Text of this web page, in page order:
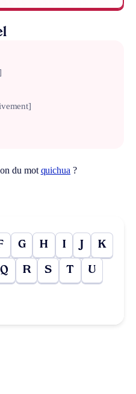
du mot quichua ?
G H I J K
Q R S T U